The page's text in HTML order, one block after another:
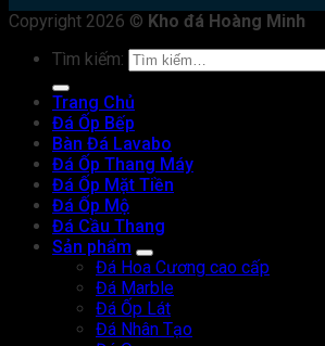
Copyright 2026 © Kho đá Hoàng Minh
Tìm kiếm:
Trang Chủ
Đá Ốp Bếp
Bàn Đá Lavabo
Đá Ốp Thang Máy
Đá Ốp Mặt Tiền
Đá Ốp Mộ
Đá Cầu Thang
Sản phẩm
Đá Hoa Cương cao cấp
Đá Marble
Đá Ốp Lát
Đá Nhân Tạo